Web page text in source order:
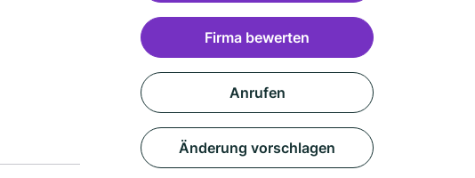
Firma bewerten
Anrufen
Änderung vorschlagen